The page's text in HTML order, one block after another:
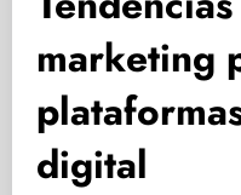
marketing
digital